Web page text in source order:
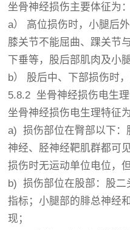
坐骨神经损伤主要体征为：
a） 高位损伤时，小腿后
膝关节不能屈曲、踝关节
下垂等，股后部肌肉及小
b） 股后中、下部损伤时
5.8.2 坐骨神经损伤电生
坐骨神经损伤电生理特征为
a) 损伤部位在臀部以下：
神经、胫神经靶肌群都可
损伤时无运动单位电位，
b) 损伤部位在股部：股二
指标；小腿部的腓总神经
现；